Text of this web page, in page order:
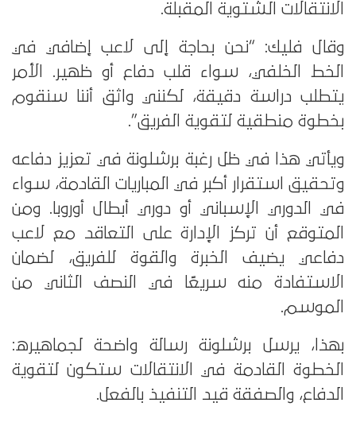
الانتقالات الشتوية المقبلة.
وقال فليك: “نحن بحاجة إلى لاعب إضافي في
الخط الخلفي، سواء قلب دفاع أو ظهير. الأمر
يتطلب دراسة دقيقة، لكنني واثق أننا سنقوم
بخطوة منطقية لتقوية الفريق”.
ويأتي هذا في ظل رغبة برشلونة في تعزيز دفاعه
وتحقيق استقرار أكبر في المباريات القادمة، سواء
في الدوري الإسباني أو دوري أبطال أوروبا. ومن
المتوقع أن تركز الإدارة على التعاقد مع لاعب
دفاعي يضيف الخبرة والقوة للفريق، لضمان
الاستفادة منه سريعًا في النصف الثاني من
الموسم.
بهذا، يرسل برشلونة رسالة واضحة لجماهيره:
الخطوة القادمة في الانتقالات ستكون لتقوية
الدفاع، والصفقة قيد التنفيذ بالفعل.